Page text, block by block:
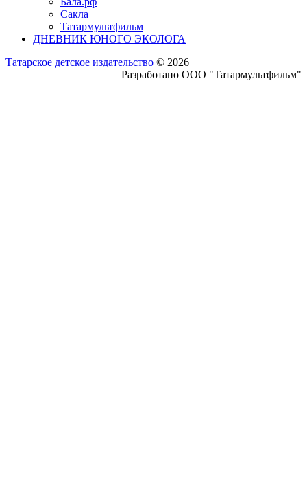
Сакла
Татармультфильм
ДНЕВНИК ЮНОГО ЭКОЛОГА
Татарское детское издательство © 2026
Разработано ООО "Татармультфильм"